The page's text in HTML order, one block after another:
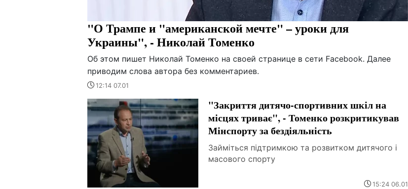
"О Трампе и "американской мечте" – уроки для
Украины", - Николай Томенко
Об этом пишет Николай Томенко на своей странице в сети Facebook. Далее
приводим слова автора без комментариев.
12:14 07.01
"Закриття дитячо-спортивних шкіл на
місцях триває", - Томенко розкритикував
Мінспорту за бездіяльність
Займіться підтримкою та розвитком дитячого і
масового спорту
15:24 06.01